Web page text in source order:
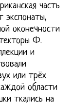
часть
экспонаты,
оконечности
Ф.
и
или трёх
области
ткались на